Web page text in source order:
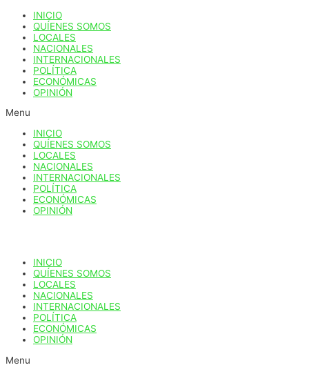
contenido
INICIO
QUÍENES SOMOS
LOCALES
NACIONALES
INTERNACIONALES
POLÍTICA
ECONÓMICAS
OPINIÓN
Menu
INICIO
QUÍENES SOMOS
LOCALES
NACIONALES
INTERNACIONALES
POLÍTICA
ECONÓMICAS
OPINIÓN
INICIO
QUÍENES SOMOS
LOCALES
NACIONALES
INTERNACIONALES
POLÍTICA
ECONÓMICAS
OPINIÓN
Menu